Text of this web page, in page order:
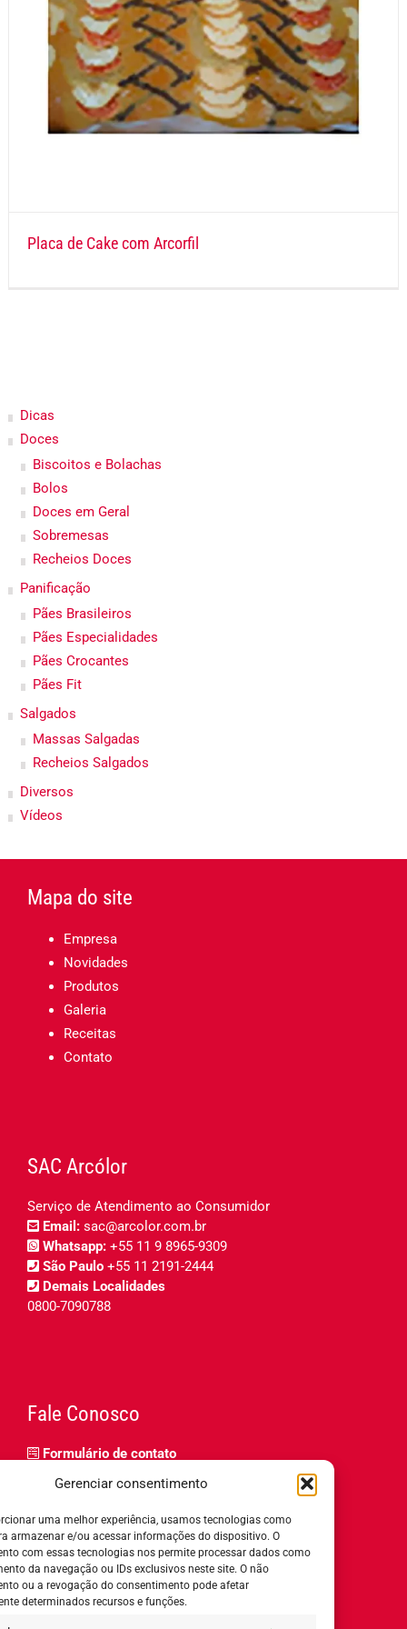
Gerenciar consentimento
uma melhor experiência, usamos tecnologias como
armazenar e/ou acessar informações do dispositivo. O
com essas tecnologias nos permite processar dados como
da navegação ou IDs exclusivos neste site. O não
ou a revogação do consentimento pode afetar
determinados recursos e funções.
Placa de Cake com Arcorfil
Dicas
Doces
Biscoitos e Bolachas
Bolos
Doces em Geral
Sobremesas
Recheios Doces
Panificação
Pães Brasileiros
Pães Especialidades
Pães Crocantes
Pães Fit
Salgados
Massas Salgadas
Recheios Salgados
Diversos
Vídeos
Mapa do site
Empresa
Novidades
Produtos
Galeria
Receitas
Contato
SAC Arcólor
Serviço de Atendimento ao Consumidor
Email: sac@arcolor.com.br
Whatsapp: +55 11 9 8965-9309
São Paulo +55 11 2191-2444
Demais Localidades
0800-7090788
Fale Conosco
Formulário de contato
Relatório de igualdade salarial
Horário de Atendimento: